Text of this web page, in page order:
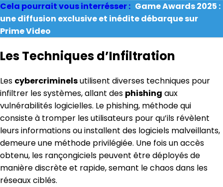
Cela pourrait vous interrésser : Game Awards 2025 :
une diffusion exclusive et inédite débarque sur
Prime Video
Les Techniques d’Infiltration
Les cybercriminelsutilisent diverses techniques pour
infiltrer les systèmes, allant des phishing aux
vulnérabilités logicielles. Le phishing, méthode qui
consiste à tromper les utilisateurs pour qu’ils révèlent
leurs informations ou installent des logiciels malveillants,
demeure une méthode privilégiée. Une fois un accès
obtenu, les rançongiciels peuvent être déployés de
manière discrète et rapide, semant le chaos dans les
réseaux ciblés.